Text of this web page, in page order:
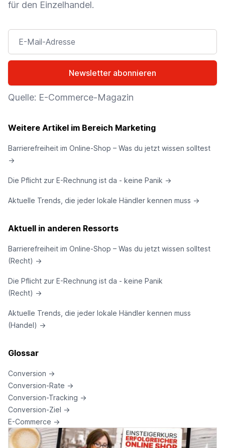
für den Einzelhandel.
E-Mail-Adresse
Newsletter abonnieren
Quelle: E-Commerce-Magazin
Weitere Artikel im Bereich Marketing
Barrierefreiheit im Online-Shop – Was du jetzt wissen solltest
→
Die Pflicht zur E-Rechnung ist da - keine Panik →
Aktuelle Trends, die jeder lokale Händler kennen muss →
Aktuell in anderen Ressorts
Barrierefreiheit im Online-Shop – Was du jetzt wissen solltest
(Recht) →
Die Pflicht zur E-Rechnung ist da - keine Panik
(Recht) →
Aktuelle Trends, die jeder lokale Händler kennen muss
(Handel) →
Glossar
Conversion →
Conversion-Rate →
Conversion-Tracking →
Conversion-Ziel →
E-Commerce →